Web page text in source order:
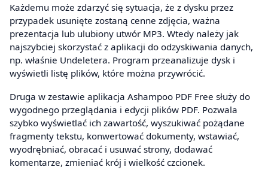
Każdemu może zdarzyć się sytuacja, że z dysku przez
przypadek usunięte zostaną cenne zdjęcia, ważna
prezentacja lub ulubiony utwór MP3. Wtedy należy jak
najszybciej skorzystać z aplikacji do odzyskiwania danych,
np. właśnie Undeletera. Program przeanalizuje dysk i
wyświetli listę plików, które można przywrócić.
Druga w zestawie aplikacja Ashampoo PDF Free służy do
wygodnego przeglądania i edycji plików PDF. Pozwala
szybko wyświetlać ich zawartość, wyszukiwać pożądane
fragmenty tekstu, konwertować dokumenty, wstawiać,
wyodrębniać, obracać i usuwać strony, dodawać
komentarze, zmieniać krój i wielkość czcionek.